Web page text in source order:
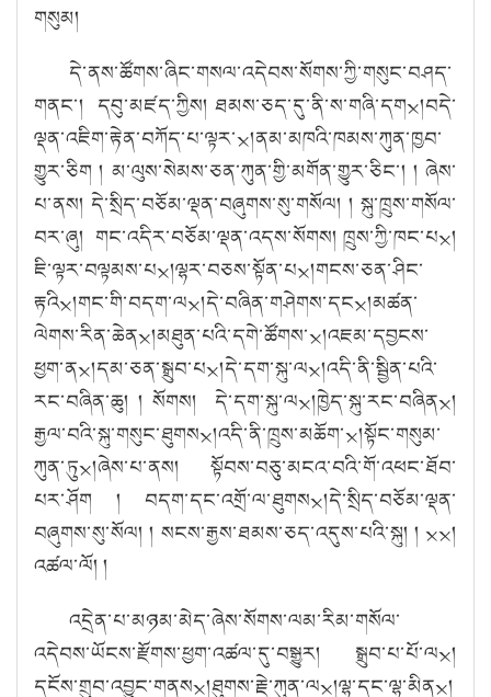
གསུམ།
དེ་ནས་ཚོགས་ཞིང་གསལ་འདེབས་སོགས་ཀྱི་གསུང་བཤད་
གནང་། དབུ་མཛད་ཀྱིས། ཐམས་ཅད་དུ་ནི་ས་གཞི་དག྾།བདེ་
ལྡན་འཇིག་རྟེན་བཀོད་པ་ལྟར་྾།ནམ་མཁའི་ཁམས་ཀུན་ཁྱབ་
གྱུར་ཅིག ། མ་ལུས་སེམས་ཅན་ཀུན་གྱི་མགོན་གྱུར་ཅིང་། ། ཞེས་
པ་ནས། དེ་སྲིད་བཅོམ་ལྡན་བཞུགས་སུ་གསོལ། ། སྐུ་ཁྲུས་གསོལ་
བར་ཞུ། གང་འདིར་བཅོམ་ལྡན་འདས་སོགས། ཁྲུས་ཀྱི་ཁང་པ྾།
ཇི་ལྟར་བལྟམས་པ྾།ལྷར་བཅས་སྟོན་པ྾།གངས་ཅན་ཤིང་
རྟའི྾།གང་གི་བདག་ལ྾།དེ་བཞིན་གཤེགས་དང྾།མཚན་
ལེགས་རིན་ཆེན྾།མཐུན་པའི་དགེ་ཚོགས་྾།འཇམ་དབྱངས་
ཕྱག་ན྾།དམ་ཅན་སྒྲུབ་པ྾།དེ་དག་སྐུ་ལ྾།འདི་ནི་སྦྱིན་པའི་
རང་བཞིན་ཆུ། ། སོགས། དེ་དག་སྐུ་ལ྾།ཁྱེད་སྐུ་རང་བཞིན྾།
རྒྱལ་བའི་སྐུ་གསུང་ཐུགས྾།འདི་ནི་ཁྲུས་མཆོག་྾།སྟོང་གསུམ་
ཀུན་ཏུ྾།ཞེས་པ་ནས། སྟོབས་བཅུ་མངའ་བའི་གོ་འཕང་ཐོབ་
པར་ཤོག ། བདག་དང་འགྲོ་ལ་ཐུགས྾།དེ་སྲིད་བཅོམ་ལྡན་
བཞུགས་སུ་སོལ། ། སངས་རྒྱས་ཐམས་ཅད་འདུས་པའི་སྐུ། ། ྾྾།
འཚལ་ལོ། །
འདྲེན་པ་མཉམ་མེད་ཞེས་སོགས་ལམ་རིམ་གསོལ་
འདེབས་ཡོངས་རྫོགས་ཕྱག་འཚལ་དུ་བསྒྱུར། སྒྲུབ་པ་པོ་ལ྾།
དངོས་གྲུབ་འབྱུང་གནས྾།ཐུགས་རྗེ་ཀུན་ལ྾།ལྷ་དང་ལྷ་མིན྾།